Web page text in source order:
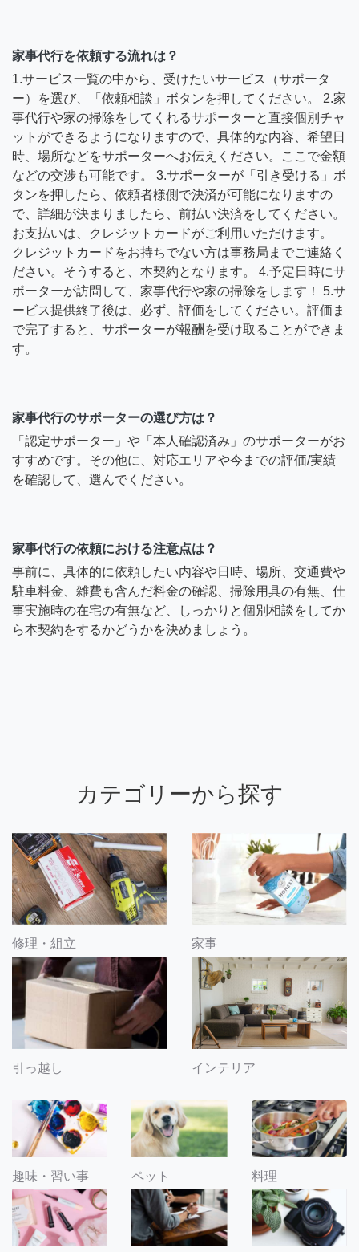
家事代行を依頼する流れは？
1.サービス一覧の中から、受けたいサービス（サポータ
ー）を選び、「依頼相談」ボタンを押してください。 2.家
事代行や家の掃除をしてくれるサポーターと直接個別チャ
ットができるようになりますので、具体的な内容、希望日
時、場所などをサポーターへお伝えください。ここで金額
などの交渉も可能です。 3.サポーターが「引き受ける」ボ
タンを押したら、依頼者様側で決済が可能になりますの
で、詳細が決まりましたら、前払い決済をしてください。
お支払いは、クレジットカードがご利用いただけます。
クレジットカードをお持ちでない方は事務局までご連絡く
ださい。そうすると、本契約となります。 4.予定日時にサ
ポーターが訪問して、家事代行や家の掃除をします！ 5.サ
ービス提供終了後は、必ず、評価をしてください。評価ま
で完了すると、サポーターが報酬を受け取ることができま
す。
家事代行のサポーターの選び方は？
「認定サポーター」や「本人確認済み」のサポーターがお
すすめです。その他に、対応エリアや今までの評価/実績
を確認して、選んでください。
家事代行の依頼における注意点は？
事前に、具体的に依頼したい内容や日時、場所、交通費や
駐車料金、雑費も含んだ料金の確認、掃除用具の有無、仕
事実施時の在宅の有無など、しっかりと個別相談をしてか
ら本契約をするかどうかを決めましょう。
カテゴリーから探す
修理・組立 家事
引っ越し インテリア
趣味・習い事 ペット 料理